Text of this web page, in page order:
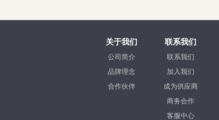
关于我们
公司简介
品牌理念
合作伙伴
联系我们
联系我们
加入我们
成为供应商
商务合作
客服中心